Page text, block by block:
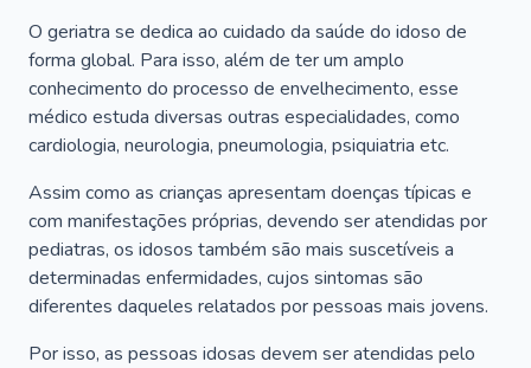
O geriatra se dedica ao cuidado da saúde do idoso de
forma global. Para isso, além de ter um amplo
conhecimento do processo de envelhecimento, esse
médico estuda diversas outras especialidades, como
cardiologia, neurologia, pneumologia, psiquiatria etc.
Assim como as crianças apresentam doenças típicas e
com manifestações próprias, devendo ser atendidas por
pediatras, os idosos também são mais suscetíveis a
determinadas enfermidades, cujos sintomas são
diferentes daqueles relatados por pessoas mais jovens.
Por isso, as pessoas idosas devem ser atendidas pelo